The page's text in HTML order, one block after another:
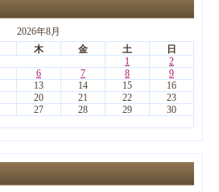
2026年8月
木 金 土
日
1
2
6 7 8
9
13 14 15
16
20 21 22
23
27 28 29
30